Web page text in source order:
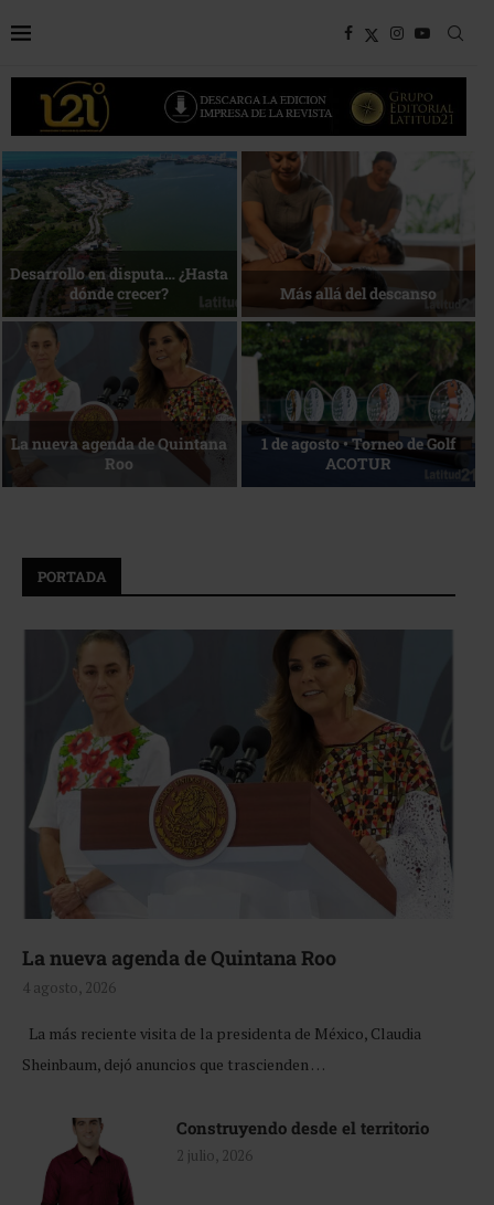
Bottega, un viaje servido a la
mesa
Energía que Impulsa la
competitividad
Reconocimiento de viajeros La esencia del servicio
PORTADA
La nueva agenda de Quintana Roo
4 agosto, 2026
La más reciente visita de la presidenta de México, Claudia
Sheinbaum, dejó anuncios que trascienden …
Construyendo desde el territorio
2 julio, 2026